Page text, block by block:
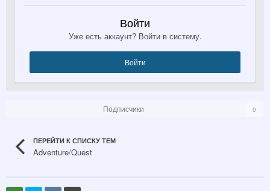
Войти
Уже есть аккаунт? Войти в систему.
Войти
Подписчики 0
ПЕРЕЙТИ К СПИСКУ ТЕМ
Adventure/Quest